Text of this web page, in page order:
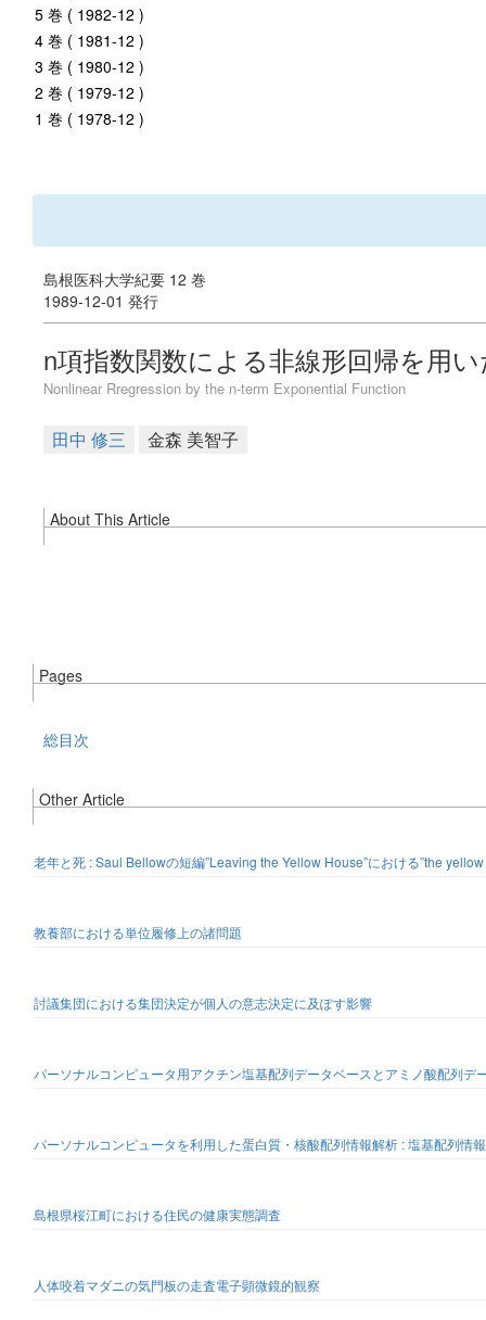
5 巻 ( 1982-12 )
4 巻 ( 1981-12 )
3 巻 ( 1980-12 )
2 巻 ( 1979-12 )
1 巻 ( 1978-12 )
島根医科大学紀要 12 巻
1989-12-01 発行
n項指数関数による非線形回帰を用
Nonlinear Rregression by the n-term Exponential Function
田中 修三 金森 美智子
About This Article
Pages
総目次
Other Article
老年と死 : Saul Bellowの短編”Leaving the Yellow House”における”the
教養部における単位履修上の諸問題
討議集団における集団決定が個人の意志決定に及ぽす影響
パーソナルコンピュータ用アクチン塩基配列データベースとアミノ酸配列デ
パーソナルコンピュータを利用した蛋白質・核酸配列情報解析 : 塩基配列情
島根県桜江町における住民の健康実態調査
人体咬着マダニの気門板の走査電子顕微鏡的観察